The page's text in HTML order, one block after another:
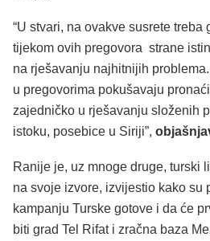
“U stvari, na ovakve susrete
tijekom ovih pregovora strane
na rješavanju najhitnijih
u pregovorima pokušavaju
zajedničko u rješavanju složenih
istoku, posebice u Siriji”,
Ranije je, uz mnoge druge, turski
na svoje izvore, izvijestio kako su
kampanju Turske gotove i da će
biti grad Tel Rifat i zračna baza